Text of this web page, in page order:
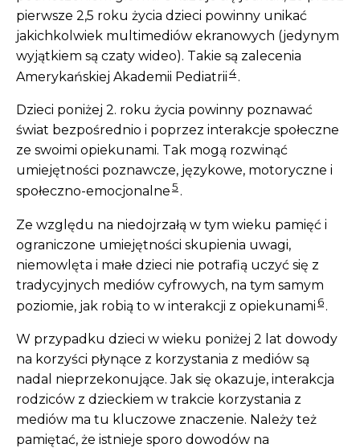
pierwsze 2,5 roku życia dzieci powinny unikać
jakichkolwiek multimediów ekranowych (jedynym
wyjątkiem są czaty wideo). Takie są zalecenia
Amerykańskiej Akademii Pediatrii4.
Dzieci poniżej 2. roku życia powinny poznawać
świat bezpośrednio i poprzez interakcje społeczne
ze swoimi opiekunami. Tak mogą rozwinąć
umiejętności poznawcze, językowe, motoryczne i
społeczno-emocjonalne5 .
Ze względu na niedojrzałą w tym wieku pamięć i
ograniczone umiejętności skupienia uwagi,
niemowlęta i małe dzieci nie potrafią uczyć się z
tradycyjnych mediów cyfrowych, na tym samym
poziomie, jak robią to w interakcji z opiekunami 6.
W przypadku dzieci w wieku poniżej 2 lat dowody
na korzyści płynące z korzystania z mediów są
nadal nieprzekonujące. Jak się okazuje, interakcja
rodziców z dzieckiem w trakcie korzystania z
mediów ma tu kluczowe znaczenie. Należy też
pamiętać, że istnieje sporo dowodów na